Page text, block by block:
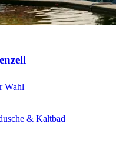
Wahl
& Kaltbad